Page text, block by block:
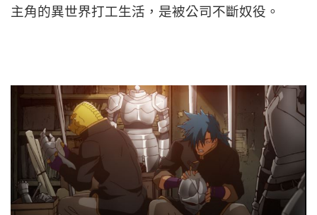
主角的異世界打工生活，是被公司不斷奴役。